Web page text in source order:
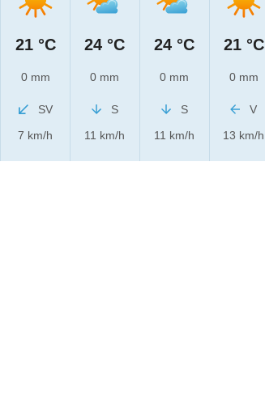
21 °C
0 mm
SV
7 km/h
24 °C
0 mm
S
11 km/h
24 °C
0 mm
S
11 km/h
21 °C
0 mm
V
13 km/h